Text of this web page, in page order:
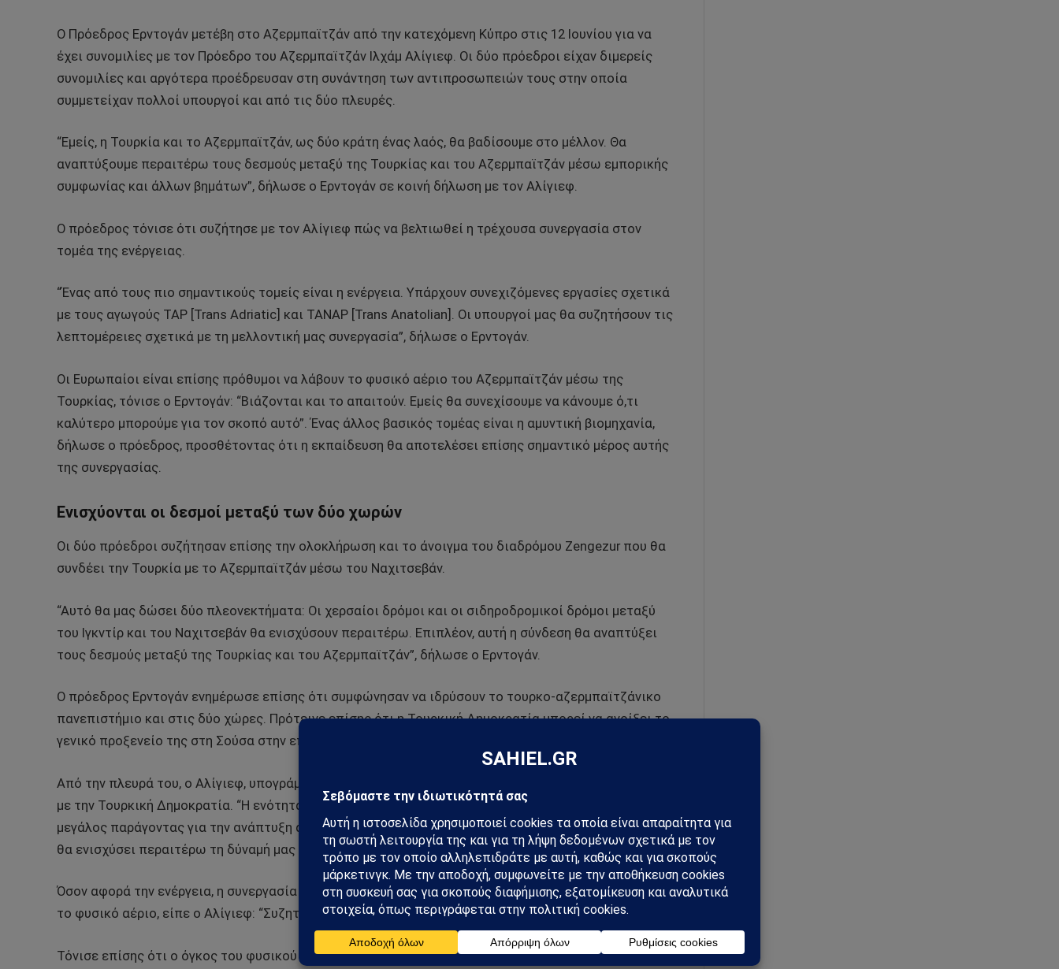
Ο Πρόεδρος Ερντογάν μετέβη στο Αζερμπαϊτζάν από την κατεχόμενη Κύπρο στις 12 Ιουνίου για να
έχει συνομιλίες με τον Πρόεδρο του Αζερμπαϊτζάν Ιλχάμ Αλίγιεφ. Οι δύο πρόεδροι είχαν διμερείς
συνομιλίες και αργότερα προέδρευσαν στη συνάντηση των αντιπροσωπειών τους στην οποία
συμμετείχαν πολλοί υπουργοί και από τις δύο πλευρές.
“Εμείς, η Τουρκία και το Αζερμπαϊτζάν, ως δύο κράτη ένας λαός, θα βαδίσουμε στο μέλλον. Θα
αναπτύξουμε περαιτέρω τους δεσμούς μεταξύ της Τουρκίας και του Αζερμπαϊτζάν μέσω εμπορικής
συμφωνίας και άλλων βημάτων”, δήλωσε ο Ερντογάν σε κοινή δήλωση με τον Αλίγιεφ.
Ο πρόεδρος τόνισε ότι συζήτησε με τον Αλίγιεφ πώς να βελτιωθεί η τρέχουσα συνεργασία στον
τομέα της ενέργειας.
“Ένας από τους πιο σημαντικούς τομείς είναι η ενέργεια. Υπάρχουν συνεχιζόμενες εργασίες σχετικά
με τους αγωγούς TAP [Trans Adriatic] και TANAP [Trans Anatolian]. Οι υπουργοί μας θα συζητήσουν τις
λεπτομέρειες σχετικά με τη μελλοντική μας συνεργασία”, δήλωσε ο Ερντογάν.
Οι Ευρωπαίοι είναι επίσης πρόθυμοι να λάβουν το φυσικό αέριο του Αζερμπαϊτζάν μέσω της
Τουρκίας, τόνισε ο Ερντογάν: “Βιάζονται και το απαιτούν. Εμείς θα συνεχίσουμε να κάνουμε ό,τι
καλύτερο μπορούμε για τον σκοπό αυτό”. Ένας άλλος βασικός τομέας είναι η αμυντική βιομηχανία,
δήλωσε ο πρόεδρος, προσθέτοντας ότι η εκπαίδευση θα αποτελέσει επίσης σημαντικό μέρος αυτής
της συνεργασίας.
Ενισχύονται οι δεσμοί μεταξύ των δύο χωρών
Οι δύο πρόεδροι συζήτησαν επίσης την ολοκλήρωση και το άνοιγμα του διαδρόμου Zengezur που θα
συνδέει την Τουρκία με το Αζερμπαϊτζάν μέσω του Ναχιτσεβάν.
“Αυτό θα μας δώσει δύο πλεονεκτήματα: Οι χερσαίοι δρόμοι και οι σιδηροδρομικοί δρόμοι μεταξύ
του Ιγκντίρ και του Ναχιτσεβάν θα ενισχύσουν περαιτέρω. Επιπλέον, αυτή η σύνδεση θα αναπτύξει
τους δεσμούς μεταξύ της Τουρκίας και του Αζερμπαϊτζάν”, δήλωσε ο Ερντογάν.
Ο πρόεδρος Ερντογάν ενημέρωσε επίσης ότι συμφώνησαν να ιδρύσουν το τουρκο-αζερμπαϊτζάνικο
πανεπιστήμιο και στις δύο χώρες. Πρότεινε επίσης ότι η Τουρκική Δημοκρατία μπορεί να ανοίξει το
γενικό προξενείο της στη Σούσα στην επαρχία Καραμπάχ του Αζερμπαϊτζάν.
Από την πλευρά του, ο Αλίγιεφ, υπογράμμισε επίσης τη σημασία της συνεχούς βελτίωσης των δεσμών
με την Τουρκική Δημοκρατία. “Η ενότητα μεταξύ της Τουρκίας και του Αζερμπαϊτζάν είναι ένας
μεγάλος παράγοντας για την ανάπτυξη αυτής της περιοχής και την ασφάλειά της. Η συνεργασία μας
θα ενισχύσει περαιτέρω τη δύναμή μας στην περιοχή και στον κόσμο”, δήλωσε.
Όσον αφορά την ενέργεια, η συνεργασία Τουρκίας-Αζερμπαϊτζάν δεν περιορίζεται στο πετρέλαιο και
το φυσικό αέριο, είπε ο Αλίγιεφ: “Συζητάμε επίσης δυνατότητες για ανανεώσιμες πηγές ενέργειας”.
Τόνισε επίσης ότι ο όγκος του φυσικού αερίου που θα προμηθεύεται στην Ευρώπη θα αυξηθεί το